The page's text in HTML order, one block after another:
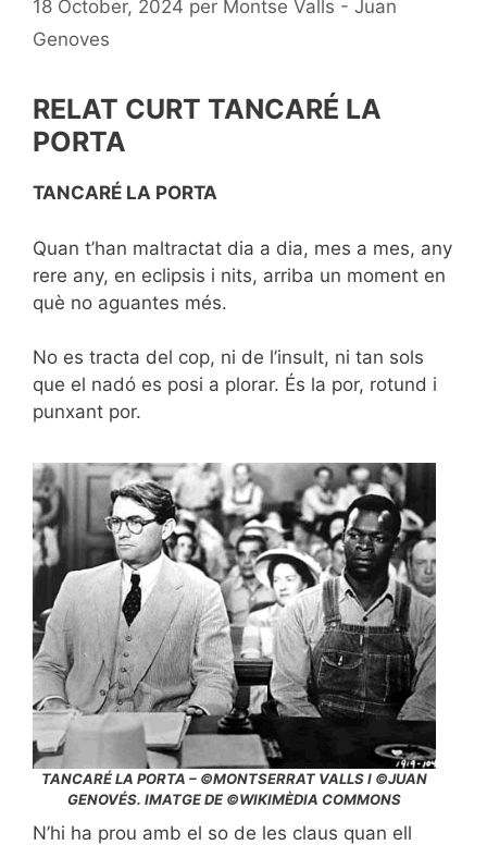
18 October, 2024 per Montse Valls - Juan
Genoves
RELAT CURT TANCARÉ LA
PORTA
TANCARÉ LA PORTA
Quan t’han maltractat dia a dia, mes a mes, any
rere any, en eclipsis i nits, arriba un moment en
què no aguantes més.
No es tracta del cop, ni de l’insult, ni tan sols
que el nadó es posi a plorar. És la por, rotund i
punxant por.
TANCARÉ LA PORTA – ©MONTSERRAT VALLS I ©JUAN
GENOVÉS. IMATGE DE ©WIKIMÈDIA COMMONS
N’hi ha prou amb el so de les claus quan ell